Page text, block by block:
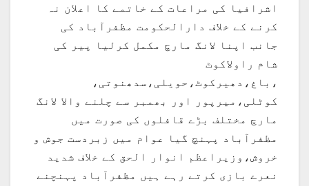
اشرافیا کی مراعات کے خاتمے کا اعلان نہ
کرنے کے خلاف دارالحکومت مظفرآباد کی
جانب اپنا لانگ مارچ مکمل کرلیا پیر کی
شام راولاکوٹ
،باغ،دھیرکوٹ،حویلی،سدھنوتی،
کوٹلی،میرپور اور بھمبر سے چلنے والا لانگ
مارچ مختلف بڑے قافلوں کی صورت میں
مظفرآباد پہنچ گیا عوام میں زبردست جوش و
خروش،وزیراعظم انوار الحق کے خلاف شدید
نعرے بازی کرتے رہے ہیں مظفرآباد پہنچنے